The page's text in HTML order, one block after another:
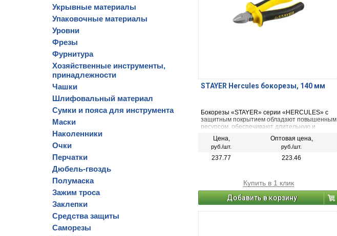
Укрывные материалы
Упаковочные материалы
Уровни
Фрезы
Фурнитура
Хозяйственные инструменты,
принадлежности
Чашки
Шлифовальный материал
Сумки и пояса для инструмента
Маски
Наколенники
Очки
Перчатки
Дюбель-гвоздь
Полумаска
Зажим троса
Заклепки
Средства защиты
Саморезы
STAYER Hercules бокорезы, 140 мм
Бокорезы «STAYER» серии «HERCULES» с
защитным покрытием обладают повышенным
ресурсом, обеспечивают длительную и
слесарных, монтажных и ремонтных работ.
Цена,
руб./шт.
Оптовая цена,
руб./шт.
237.77 223.46
Купить в 1 клик
Добавить в корзину